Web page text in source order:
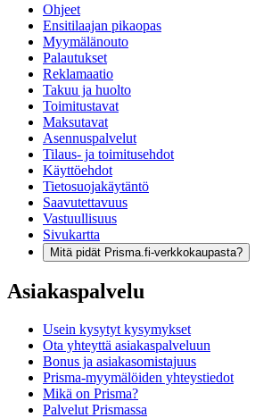
Ohjeet
Ensitilaajan pikaopas
Myymälänouto
Palautukset
Reklamaatio
Takuu ja huolto
Toimitustavat
Maksutavat
Asennuspalvelut
Tilaus- ja toimitusehdot
Käyttöehdot
Tietosuojakäytäntö
Saavutettavuus
Vastuullisuus
Sivukartta
Mitä pidät Prisma.fi-verkkokaupasta?
Asiakaspalvelu
Usein kysytyt kysymykset
Ota yhteyttä asiakaspalveluun
Bonus ja asiakasomistajuus
Prisma-myymälöiden yhteystiedot
Mikä on Prisma?
Palvelut Prismassa